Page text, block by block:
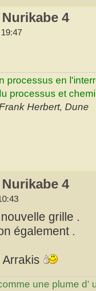
4
processus en
processus et
Herbert, Dune
4
grille .
également .
une plume d'